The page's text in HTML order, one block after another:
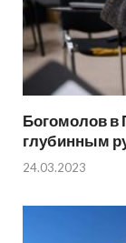
Богомолов в
глубинным
24.03.2023